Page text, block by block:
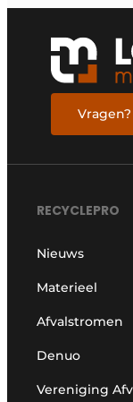
RECYCLEPRO
Nieuws
Materieel
Afvalstromen
Denuo
Vereniging